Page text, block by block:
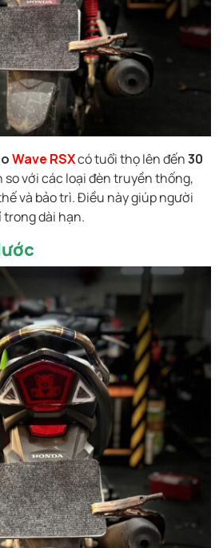
Wave RSXcó tuổi thọ lên đến30
so với các loại đèn truyền thống,
và bảo trì. Điều này giúp người
dài hạn.